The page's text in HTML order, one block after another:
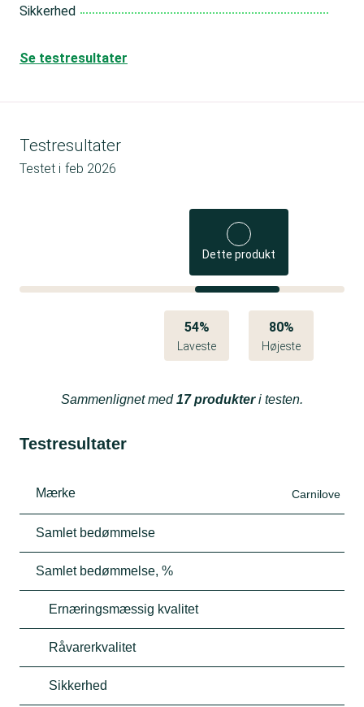
Sikkerhed
Se testresultater
Testresultater
Testet i feb 2026
Dette produkt
54%
Laveste
80%
Højeste
Sammenlignet med17 produkteri testen.
Testresultater
Mærke Carnilove
Samlet bedømmelse
Samlet bedømmelse, %
Ernæringsmæssig kvalitet
Råvarerkvalitet
Sikkerhed